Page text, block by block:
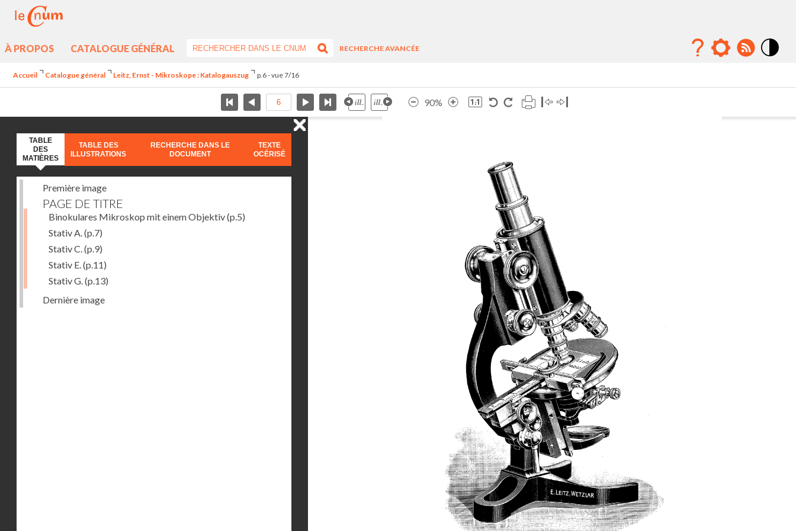
À PROPOS CATALOGUE GÉNÉRAL
RECHERCHE AVANCÉE
Accueil Catalogue général Leitz, Ernst - Mikroskope : Katalogauszug p.6 - vue 7/16
90%
TABLE
DES
MATIÈRES
TABLE DES
ILLUSTRATIONS
RECHERCHE DANS LE
DOCUMENT
TEXTE
OCÉRISÉ
Première image
PAGE DE TITRE
Binokulares Mikroskop mit einem Objektiv(p.5)
Stativ A.(p.7)
Stativ C.(p.9)
Stativ E.(p.11)
Stativ G.(p.13)
Dernière image